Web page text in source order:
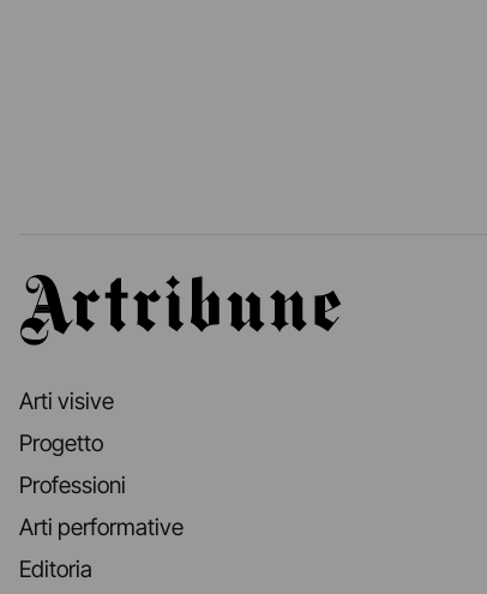
Artribune
Arti visive
Progetto
Professioni
Arti performative
Editoria